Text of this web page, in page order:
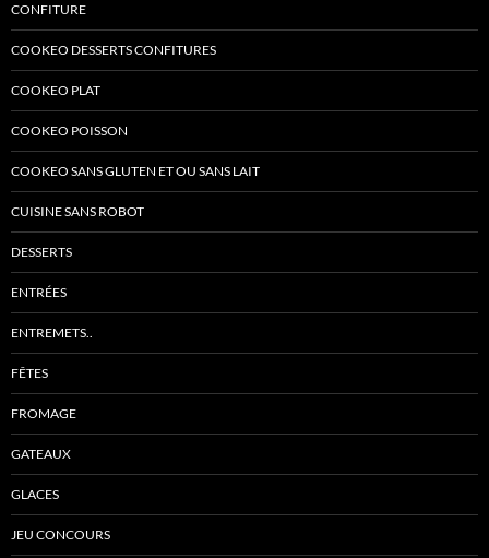
CONFITURE
COOKEO DESSERTS CONFITURES
COOKEO PLAT
COOKEO POISSON
COOKEO SANS GLUTEN ET OU SANS LAIT
CUISINE SANS ROBOT
DESSERTS
ENTRÉES
ENTREMETS..
FÊTES
FROMAGE
GATEAUX
GLACES
JEU CONCOURS